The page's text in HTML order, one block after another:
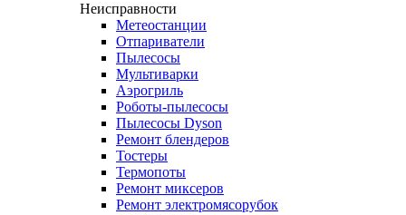
Неисправности
Метеостанции
Отпариватели
Пылесосы
Мультиварки
Аэрогриль
Роботы-пылесосы
Пылесосы Dyson
Ремонт блендеров
Тостеры
Термопоты
Ремонт миксеров
Ремонт электромясорубок